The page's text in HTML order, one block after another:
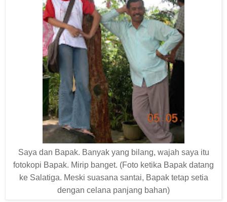
Saya dan Bapak. Banyak yang bilang, wajah saya itu
fotokopi Bapak. Mirip banget. (Foto ketika Bapak datang
ke Salatiga. Meski suasana santai, Bapak tetap setia
dengan celana panjang bahan)